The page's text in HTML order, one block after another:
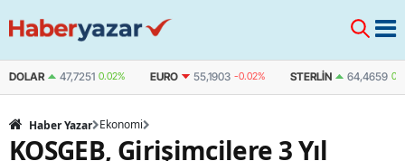
DOLAR 47,7251 0.02% EURO 55,1903 -0.02% STERLIN 64,4659
Haber Yazar Ekonomi
KOSGEB, Girişimcilere 3 Yıl